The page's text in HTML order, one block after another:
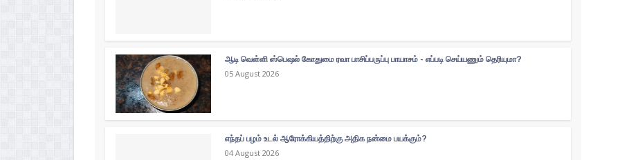
ஆடி வெள்ளி ஸ்பெஷல் கோதுமை ரவா பாசிப்பருப்பு பாயாசம் - எப்படி செய்யணும் தெரியுமா?
05 August 2026
எந்தப் பழம் உடல் ஆரோக்கியத்திற்கு அதிக நன்மை பயக்கும்?
04 August 2026